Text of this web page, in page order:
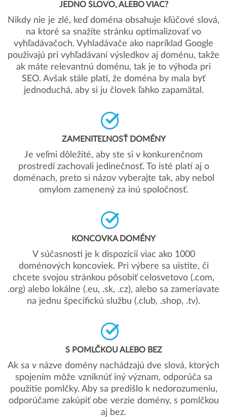
JEDNO SLOVO, ALEBO VIAC?
Nikdy nie je zlé, keď doména obsahuje kľúčové slová,
na ktoré sa snažíte stránku optimalizovať vo
vyhľadávačoch. Vyhladávače ako napríklad Google
použivajú pri vyhľadávaní výsledkov aj doménu, takže
ak máte relevantnú doménu, tak je to výhoda pri
SEO. Avšak stále platí, že doména by mala byť
jednoduchá, aby si ju človek ľahko zapamätal.
ZAMENITEĽNOSŤ DOMÉNY
Je veľmi dôležité, aby ste si v konkurenčnom
prostredí zachovali jedinečnosť. To isté platí aj o
doménach, preto si názov vyberajte tak, aby nebol
omylom zamenený za inú spoločnosť.
KONCOVKA DOMÉNY
V súčasnosti je k dispozícii viac ako 1000
doménových koncoviek. Pri výbere sa uistite, či
chcete svojou stránkou pôsobiť celosvetovo (.com,
.org) alebo lokálne (.eu, .sk, .cz), alebo sa zameriavate
na jednu špecifickú službu (.club, .shop, .tv).
S POMLČKOU ALEBO BEZ
Ak sa v názve domény nachádzajú dve slová, ktorých
spojením môže vzniknúť iný význam, odporúča sa
použitie pomlčky. Aby sa predišlo k nedorozumeniu,
odporúčame zakúpiť obe verzie domény, s pomlčkou
aj bez.